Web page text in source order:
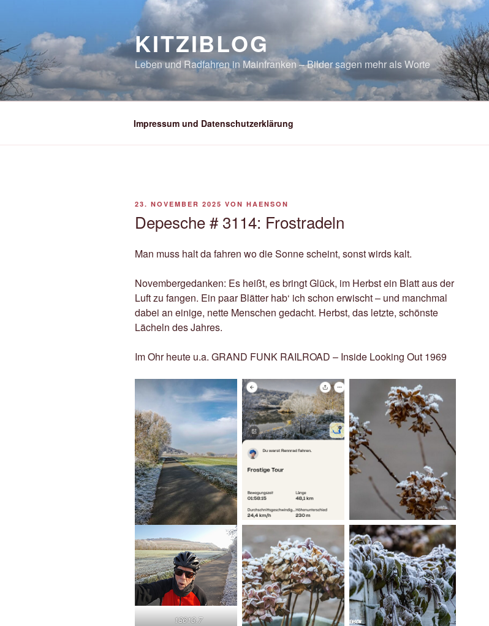
springen
KITZIBLOG
Leben und Radfahren in Mainfranken – Bilder sagen mehr als Worte
Impressum und Datenschutzerklärung
VERÖFFENTLICHT
23. NOVEMBER 2025 VON HAENSON
Depesche # 3114: Frostradeln
Man muss halt da fahren wo die Sonne scheint, sonst wirds kalt.
Novembergedanken: Es heißt, es bringt Glück, im Herbst ein Blatt aus der
Luft zu fangen. Ein paar Blätter hab‘ ich schon erwischt – und manchmal
dabei an einige, nette Menschen gedacht. Herbst, das letzte, schönste
Lächeln des Jahres.
Im Ohr heute u.a. GRAND FUNK RAILROAD – Inside Looking Out 1969
18613.7